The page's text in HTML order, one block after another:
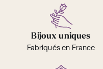
Bijoux uniques
Fabriqués en France